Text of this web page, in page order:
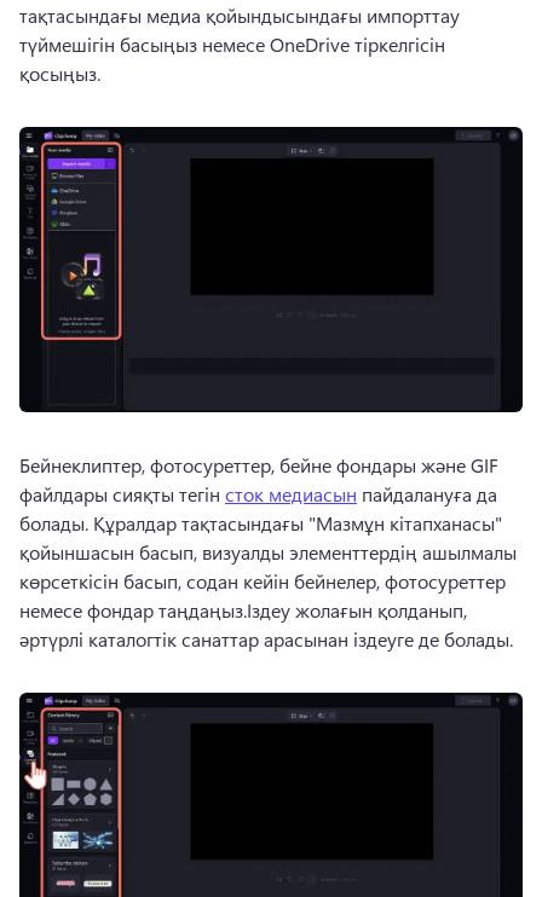
тақтасындағы медиа қойындысындағы импорттау
түймешігін басыңыз немесе OneDrive тіркелгісін
қосыңыз.
Бейнеклиптер, фотосуреттер, бейне фондары және GIF
файлдары сияқты тегін сток медиасын пайдалануға да
болады. Құралдар тақтасындағы "Мазмұн кітапханасы"
қойыншасын басып, визуалды элементтердің ашылмалы
көрсеткісін басып, содан кейін бейнелер, фотосуреттер
немесе фондар таңдаңыз.Іздеу жолағын қолданып,
әртүрлі каталогтік санаттар арасынан іздеуге де болады.